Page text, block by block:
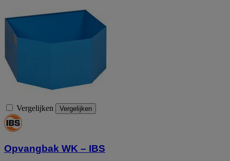
Vergelijken Vergelijken
Opvangbak WK – IBS